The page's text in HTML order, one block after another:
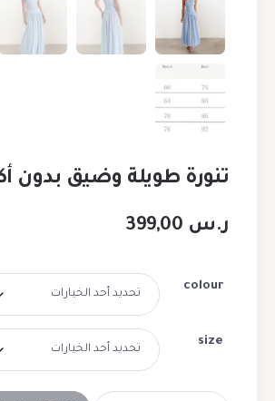
تنورة طويلة وضيق بدون
ر.س
colour
size